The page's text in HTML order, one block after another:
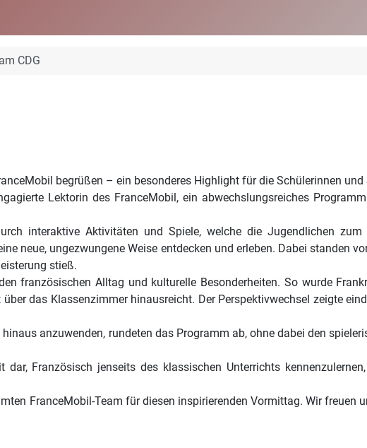
CDG
begrüßen – ein besonderes Highlight für die Schülerinnen und
Lektorin des FranceMobil, ein abwechslungsreiches
interaktive Aktivitäten und Spiele, welche die Jugendlichen
neue, ungezwungene Weise entdecken und erleben. Dabei standen
stieß.
französischen Alltag und kulturelle Besonderheiten. So wurde
das Klassenzimmer hinausreicht. Der Perspektivwechsel zeigte
anzuwenden, rundeten das Programm ab, ohne dabei den
Französisch jenseits des klassischen Unterrichts
FranceMobil-Team für diesen inspirierenden Vormittag. Wir freuen